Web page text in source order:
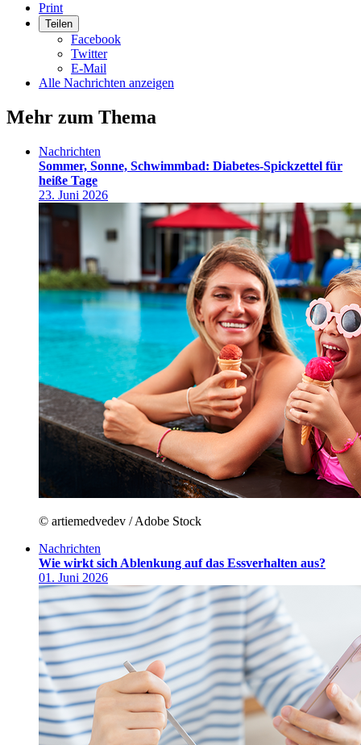
Print
Teilen
Facebook
Twitter
E-Mail
Alle Nachrichten anzeigen
Mehr zum Thema
Nachrichten
Sommer, Sonne, Schwimmbad: Diabetes-Spickzettel für
heiße Tage
23. Juni 2026
© artiemedvedev / Adobe Stock
Nachrichten
Wie wirkt sich Ablenkung auf das Essverhalten aus?
01. Juni 2026